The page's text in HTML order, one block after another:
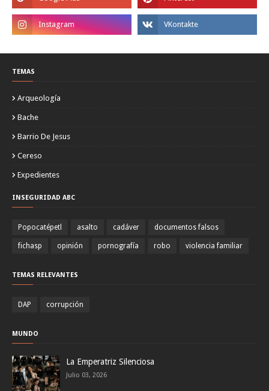
TEMAS
Arqueología
Bache
Barrio De Jesus
Cereso
Expedientes
INSEGURIDAD ABC
Popocatépetl asalto cadáver documentos falsos
fichasp opinión pornografía robo violencia familiar
TEMAS RELEVANTES
DAP corrupción
MUNDO
La Emperatriz Silenciosa
Julio 03, 2026